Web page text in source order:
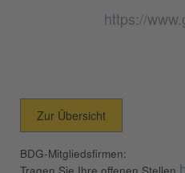
https://
Zur Übersicht
BDG-Mitgliedsfirmen: